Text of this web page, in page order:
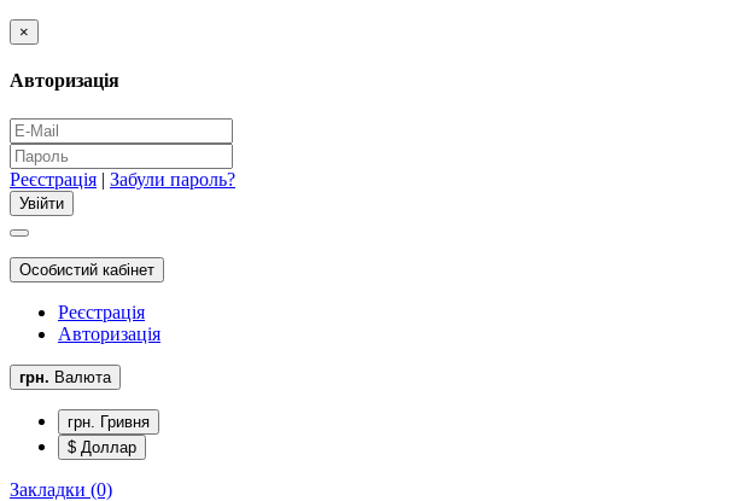
×
Авторизація
Реєстрація | Забули пароль?
Особистий кабінет
Реєстрація
Авторизація
грн. Валюта
грн. Гривня
$ Доллар
Закладки (0)